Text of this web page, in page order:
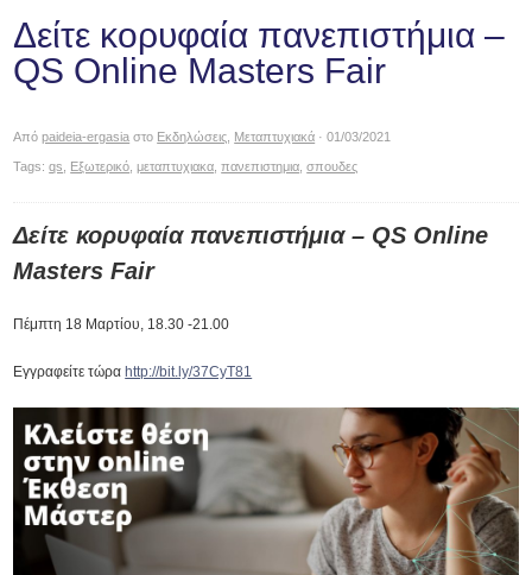
Δείτε κορυφαία πανεπιστήμια –
QS Online Masters Fair
Απόpaideia-ergasia στο Εκδηλώσεις Μεταπτυχιακά · 01/03/2021
Tags:qs Εξωτερικό ,μεταπτυχιακα ,πανεπιστημια ,σπουδες
Δείτε κορυφαία πανεπιστήμια – QS Online
Masters Fair
Πέμπτη 18 Μαρτίου, 18.30 -21.00
Εγγραφείτε τώρα http://bit.ly/37CyT81